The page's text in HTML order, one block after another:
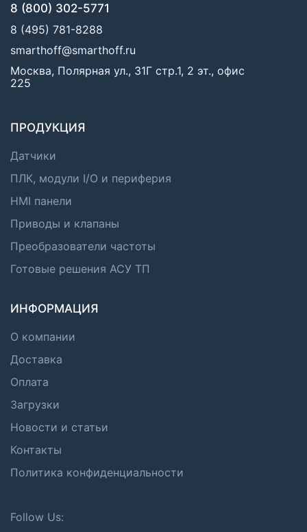
8 (800) 302-5771
8 (495) 781-8288
smarthoff@smarthoff.ru
Москва, Полярная ул., 31Г стр.1, 2 эт., офис
225
ПРОДУКЦИЯ
Датчики
ПЛК, модули I/O и периферия
HMI панели
Приводы и клапаны
Преобразователи частоты
Готовые решения АСУ ТП
ИНФОРМАЦИЯ
О компании
Доставка
Оплата
Загрузки
Новости и статьи
Контакты
Политика конфиденциальности
Follow Us: